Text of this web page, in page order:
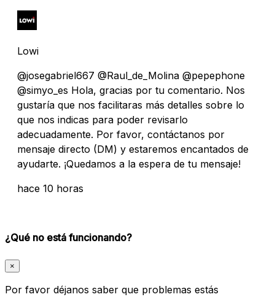
Lowi
@josegabriel667 @Raul_de_Molina @pepephone
@simyo_es Hola, gracias por tu comentario. Nos
gustaría que nos facilitaras más detalles sobre lo
que nos indicas para poder revisarlo
adecuadamente. Por favor, contáctanos por
mensaje directo (DM) y estaremos encantados de
ayudarte. ¡Quedamos a la espera de tu mensaje!
hace 10 horas
¿Qué no está funcionando?
×
Por favor déjanos saber que problemas estás